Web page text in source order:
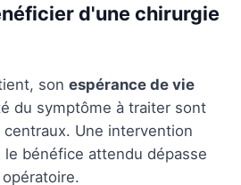
d'une chirurgie
son espérance de vie
du symptôme à traiter sont
Une intervention
bénéfice attendu dépasse